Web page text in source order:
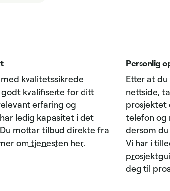
kvalitetssikrede
kvalifiserte for ditt
erfaring og
ledig kapasitet i det
mottar tilbud direkte fra
om tjenesten her.
Personlig
Etter at
nettside,
prosjektet
telefon og
dersom
Vi har i
deg til